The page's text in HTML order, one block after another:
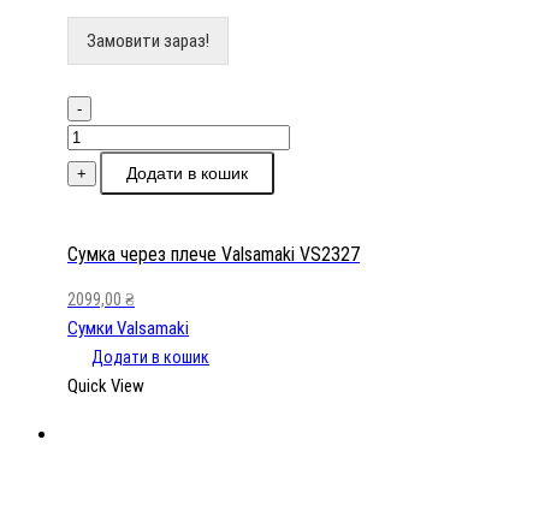
Замовити зараз!
-
Сумка
через
плече
VS2327
+ Додати в кошик
Сумка через плече Valsamaki VS2327
2099,00 ₴
Сумки Valsamaki
Додати в кошик
Quick View